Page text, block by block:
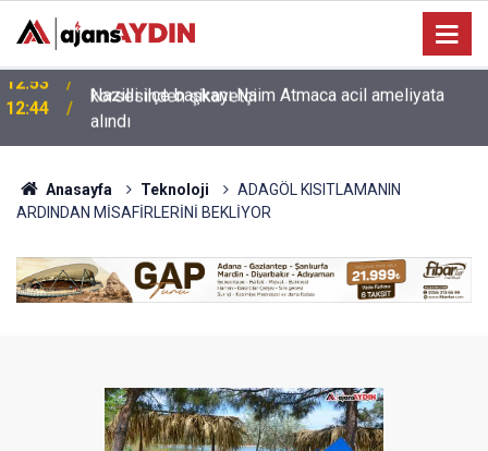
12:44
Nazilli ilçe başkanı Naim Atmaca acil ameliyata
alındı
Anasayfa Teknoloji
ADAGÖL KISITLAMANIN
ARDINDAN MİSAFİRLERİNİ BEKLİYOR